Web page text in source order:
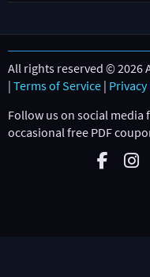
All rights reserved © 2026
| Terms of Service |
Follow us on social
occasional free PDF